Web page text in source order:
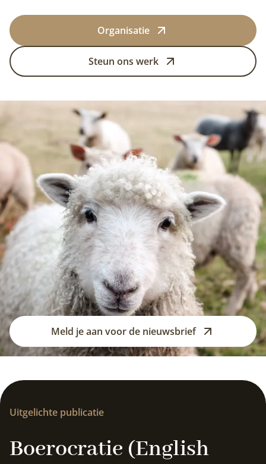
Organisatie
Steun ons werk
Meld je aan voor de nieuwsbrief
Uitgelichte publicatie
Boerocratie (English